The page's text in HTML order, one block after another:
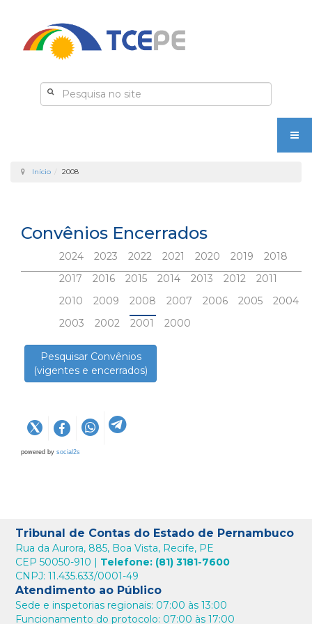
Início 2008
Convênios Encerrados
2024 2023 2022 2021 2020 2019
2018
2017
2016 2015 2014 2013 2012
2011
2010
2009 2008 2007 2006 2005
2004
2003
2002 2001 2000
Pesquisar Convênios
(vigentes e encerrados)
powered by social2s
Tribunal de Contas do Estado de Pernambuco
Rua da Aurora, 885, Boa Vista, Recife, PE
CEP 50050-910 | Telefone: (81) 3181-7600
CNPJ: 11.435.633/0001-49
Atendimento ao Público
Sede e inspetorias regionais: 07:00 às 13:00
Funcionamento do protocolo: 07:00 às 17:00